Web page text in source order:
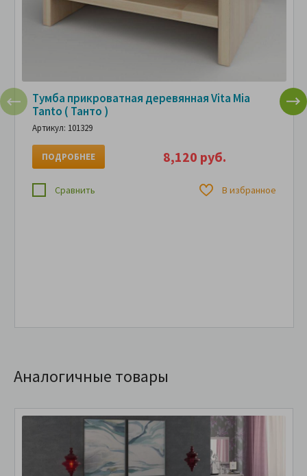
Тумба прикроватная деревянная Vita Mia
Tanto ( Танто )
Артикул: 101329
8,120 руб.
ПОДРОБНЕЕ
Сравнить В избранное
Аналогичные товары